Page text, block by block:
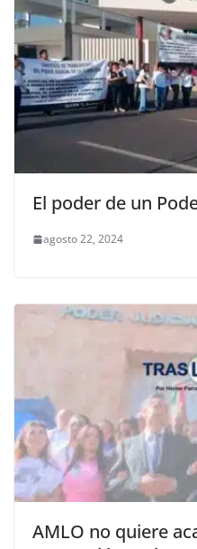
El poder de un
agosto 22, 2024
AMLO no quiere